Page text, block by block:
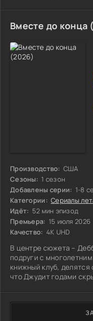
очень тяжелом
доехав до больницы.
и строжайшие запреты
обстановке глубокой
расследование. В ходе
Вместе до конца
Производство: США
Сезоны: 1 сезон
Добавлены серии: 1-8
Категории: Сериалы
Идёт: 52 мин эпизод
Премьера: 15 июля 2026
Качество: 4K UHD
В центре сюжета –
подруги с
книжный клуб,
что Джудит годами